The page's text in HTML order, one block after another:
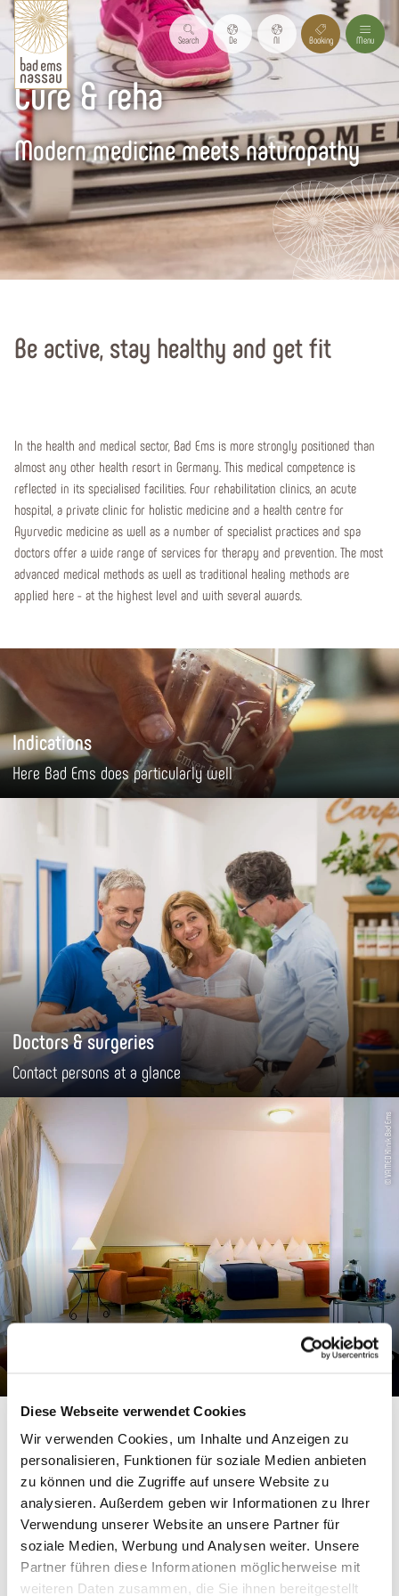
Diese Webseite verwendet Cookies
Wir verwenden Cookies, um Inhalte und Anzeigen zu
personalisieren, Funktionen für soziale Medien anbieten
zu können und die Zugriffe auf unsere Website zu
analysieren. Außerdem geben wir Informationen zu Ihrer
Verwendung unserer Website an unsere Partner für
soziale Medien, Werbung und Analysen weiter. Unsere
Partner führen diese Informationen möglicherweise mit
weiteren Daten zusammen, die Sie ihnen bereitgestellt
Search De Nl Booking Menu
Cure & reha
Modern medicine meets naturopathy
Be active, stay healthy and get fit
In the health and medical sector, Bad Ems is more strongly positioned than
almost any other health resort in Germany. This medical competence is
reflected in its specialised facilities. Four rehabilitation clinics, an acute
hospital, a private clinic for holistic medicine and a health centre for
Ayurvedic medicine as well as a number of specialist practices and spa
doctors offer a wide range of services for therapy and prevention. The most
advanced medical methods as well as traditional healing methods are
applied here - at the highest level and with several awards.
Indications
Here Bad Ems does particularly well
Doctors & surgeries
Contact persons at a glance
© VAMED Klinik Bad Ems
We are here for you